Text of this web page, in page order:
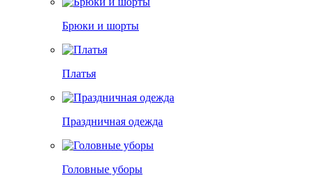
Брюки и шорты
Платья
Праздничная одежда
Головные уборы